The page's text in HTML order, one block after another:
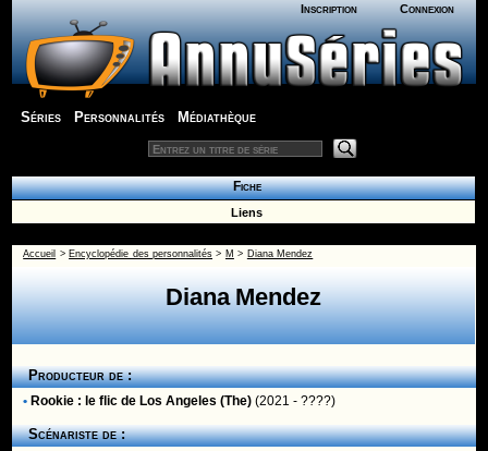
Inscription Connexion
Séries Personnalités Médiathèque
Fiche
Liens
Accueil > Encyclopédie des personnalités > M > Diana Mendez
Diana Mendez
Producteur de :
• Rookie : le flic de Los Angeles (The) (2021 - ????)
Scénariste de :